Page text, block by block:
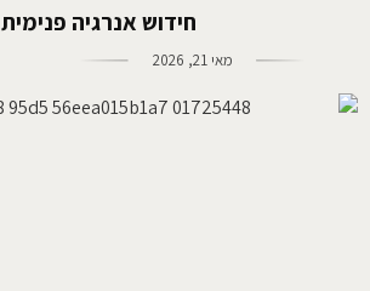
חידוש אנרגיה פנימית
מאי 21, 2026